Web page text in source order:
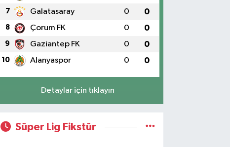
7 Galatasaray 0 0
8 Çorum FK 0 0
9 Gaziantep FK 0 0
10 Alanyaspor 0 0
Detaylar için tıklayın
Süper Lig Fikstür